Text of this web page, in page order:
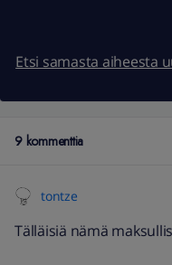
Etsi samasta aiheesta
9 kommenttia
tontze
Tälläisiä nämä